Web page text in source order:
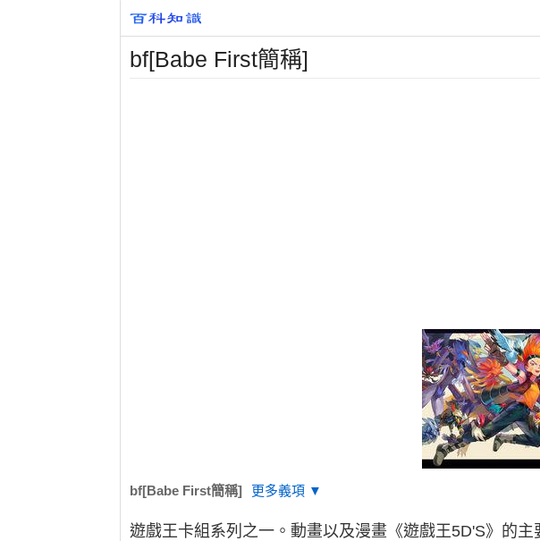
bf[Babe First簡稱]
bf[Babe First簡稱] 更多義項 ▼
遊戲王卡組系列之一。動畫以及漫畫《遊戲王5D'S》的